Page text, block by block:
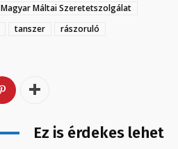
Magyar Máltai Szeretetszolgálat
tanszer rászoruló
Ez is érdekes lehet